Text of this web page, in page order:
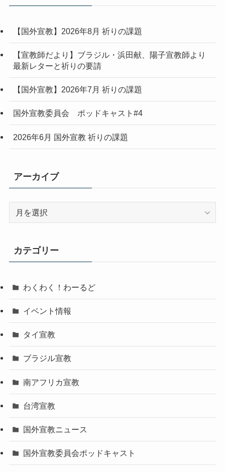
【国外宣教】2026年8月 祈りの課題
【宣教師だより】ブラジル・浜田献、陽子宣教師より
最新レターと祈りの要請
【国外宣教】2026年7月 祈りの課題
国外宣教委員会 ポッドキャスト#4
2026年6月 国外宣教 祈りの課題
アーカイブ
ブ
カテゴリー
わくわく！わーるど
イベント情報
タイ宣教
ブラジル宣教
南アフリカ宣教
台湾宣教
国外宣教ニュース
国外宣教委員会ポッドキャスト